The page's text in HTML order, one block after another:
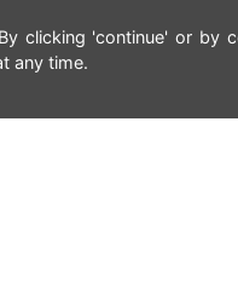
clicking 'continue' or
any time.